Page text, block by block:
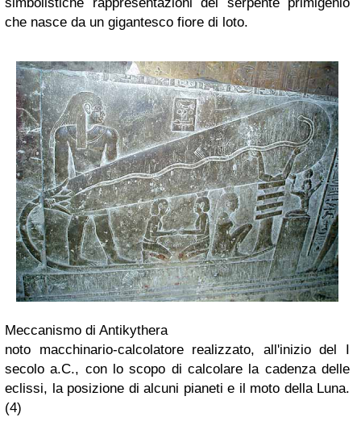
che nasce da un gigantesco fiore di loto.
Meccanismo di Antikythera
noto macchinario-calcolatore realizzato, all'inizio del I
secolo a.C., con lo scopo di calcolare la cadenza delle
eclissi, la posizione di alcuni pianeti e il moto della Luna.
(4)